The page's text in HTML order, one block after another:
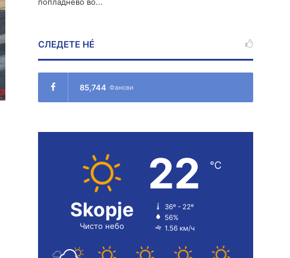
СЛЕДЕТЕ НÉ
85,744 Фанови
Skopje
Чисто небо
22 ℃
36º - 22º
56%
1.56 км/ч